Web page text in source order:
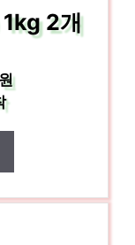
2개